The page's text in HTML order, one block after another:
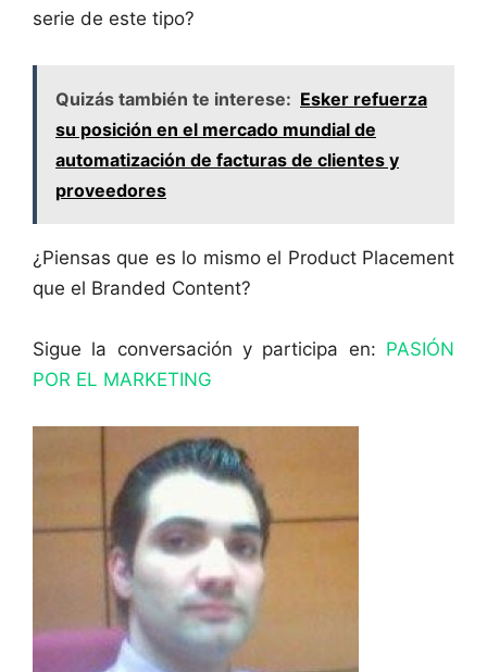
serie de este tipo?
Quizás también te interese: Esker refuerza
su posición en el mercado mundial de
automatización de facturas de clientes y
proveedores
¿Piensas que es lo mismo el Product Placement
que el Branded Content?
Sigue la conversación y participa en: PASIÓN
POR EL MARKETING